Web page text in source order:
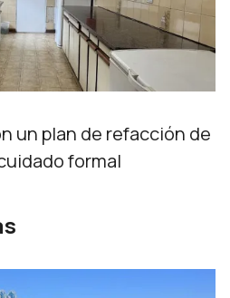
un plan de refacción de
formal